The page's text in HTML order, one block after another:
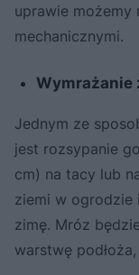
uprawie możemy
mechanicznymi.
Wymrażanie
Jednym ze
jest rozsypanie
cm) na tacy lub
ziemi w ogrodzie
zimę. Mróz
warstwę